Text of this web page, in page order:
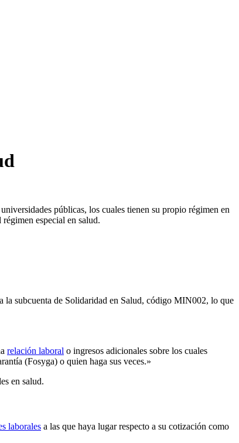
públicas, los cuales tienen su propio régimen en
especial en salud.
la subcuenta de Solidaridad en Salud, código MIN002, lo que
relación laboral o ingresos adicionales sobre los cuales
(Fosyga) o quien haga sus veces.»
en salud.
laborales a las que haya lugar respecto a su cotización como